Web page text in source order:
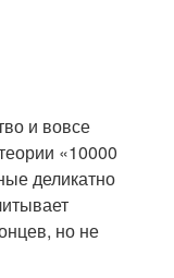
и вовсе
«10000
деликатно
но не